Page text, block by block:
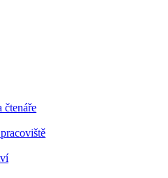
čtenáře